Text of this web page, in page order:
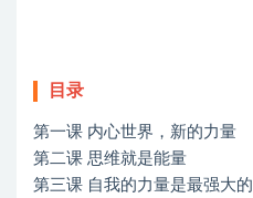
目录
第一课 内心世界，新的力量
第二课 思维就是能量
第三课 自我的力量是最强大的